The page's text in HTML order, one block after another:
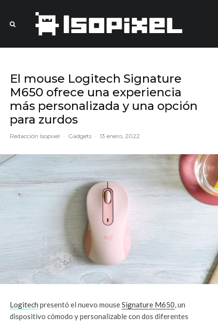
El mouse Logitech Signature
M650 ofrece una experiencia
más personalizada y una opción
para zurdos
Redacción Isopixel · Gadgets · 13 enero, 2022
Logitech presentó el nuevo mouseSignature M650, un
dispositivo cómodo y personalizable con dos diferentes